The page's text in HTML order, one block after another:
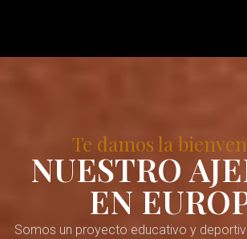
Te damos la
NUESTRO
EN
Somos un proyecto educativo y